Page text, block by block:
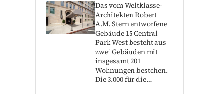
Das vom Weltklasse-
Architekten Robert
A.M. Stern entworfene
Gebäude 15 Central
Park West besteht aus
zwei Gebäuden mit
insgesamt 201
Wohnungen bestehen.
Die 3.000 für die…